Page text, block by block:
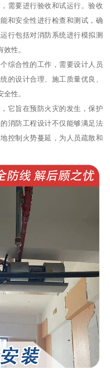
需要进行验收和试运行。验收
和安全性进行检查和测试，确
行包括对消防系统进行模拟测
性。
综合性的工作，需要设计人员
的设计合理、施工质量优良、
性。
它旨在预防火灾的发生，保护
消防工程设计不仅能够满足法
控制火势蔓延，为人员疏散和